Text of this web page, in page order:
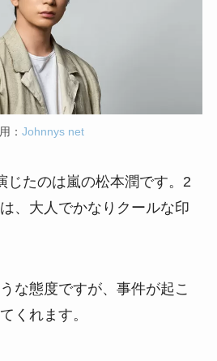
： Johnnys net
じたのは嵐の松本潤です。2
、大人でかなりクールな印
な態度ですが、事件が起こ
くれます。